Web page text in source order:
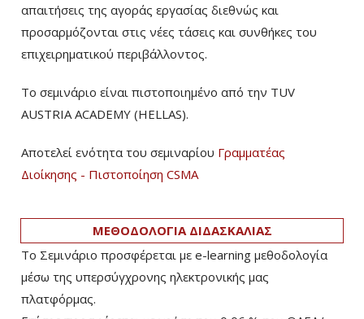
απαιτήσεις της αγοράς εργασίας διεθνώς και
προσαρμόζονται στις νέες τάσεις και συνθήκες του
επιχειρηματικού περιβάλλοντος.
Το σεμινάριο είναι πιστοποιημένο από την TUV
AUSTRIA ACADEMY (HELLAS).
Αποτελεί ενότητα του σεμιναρίου Γραμματέας
Διοίκησης - Πιστοποίηση CSMA
ΜΕΘΟΔΟΛΟΓΙΑ ΔΙΔΑΣΚΑΛΙΑΣ
Το Σεμινάριο προσφέρεται με e-learning μεθοδολογία
μέσω της υπερσύγχρονης ηλεκτρονικής μας
πλατφόρμας.